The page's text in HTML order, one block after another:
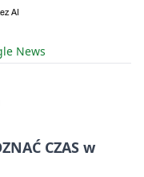
News
CZAS w